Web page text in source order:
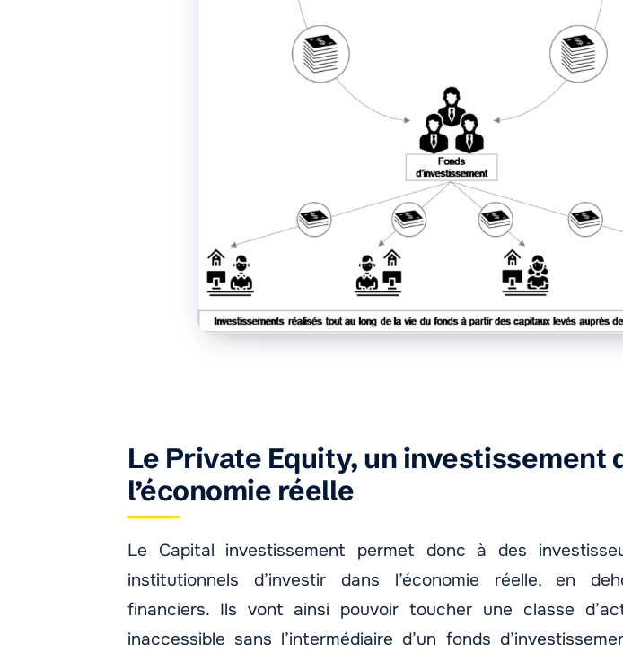
Le Private Equity, un investissement
l’économie réelle
Le Capital investissement permet donc à des
institutionnels d’investir dans l’économie réelle, en
financiers. Ils vont ainsi pouvoir toucher une classe
inaccessible sans l’intermédiaire d’un fonds